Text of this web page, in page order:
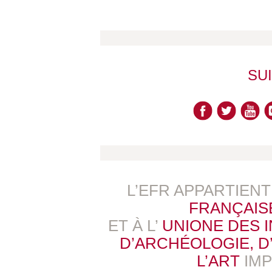
L’EFR
ET À L’ UNIONE DES
D’ARCHÉOLOGIE,
L’ART